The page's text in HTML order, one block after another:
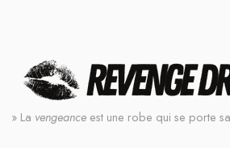
» La vengeance est une robe qui se porte